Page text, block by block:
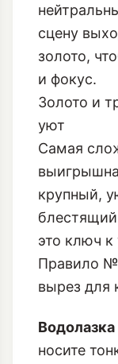
сцену
золото,
и фокус.
Золото и
уют
Самая
крупный,
это ключ к
Правило
вырез для
носите